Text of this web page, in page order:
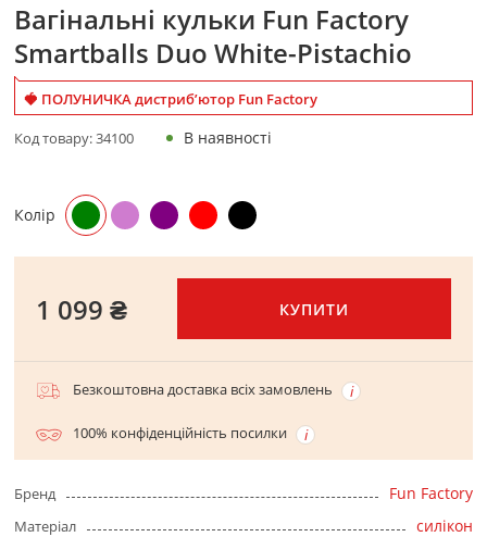
Вагінальні кульки Fun Factory
Smartballs Duo White-Pistachio
🍓 ПОЛУНИЧКА дистриб’ютор Fun Factory
Код товару:34100 В наявності
Колір
1 099 ₴ КУПИТИ
Безкоштовна доставка всіх замовлень
100% конфіденційність посилки
Бренд Fun Factory
Матеріал силікон